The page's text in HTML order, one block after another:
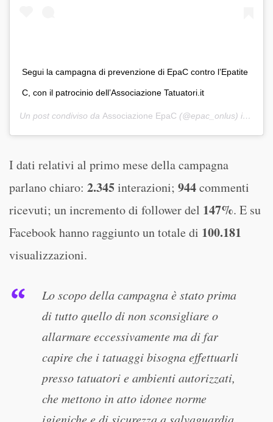
Segui la campagna di prevenzione di EpaC contro l’Epatite
C, con il patrocinio dell’Associazione Tatuatori.it
Un post condiviso da Associazione EpaC (@epac_onlus) in data:
I dati relativi al primo mese della campagna
parlano chiaro: 2.345interazioni; 944commenti
ricevuti; un incremento di follower del 147%. E su
Facebook hanno raggiunto un totale di 100.181
visualizzazioni.
Lo scopo della campagna è stato prima
di tutto quello di non sconsigliare o
allarmare eccessivamente ma di far
capire che i tatuaggi bisogna effettuarli
presso tatuatori e ambienti autorizzati,
che mettono in atto idonee norme